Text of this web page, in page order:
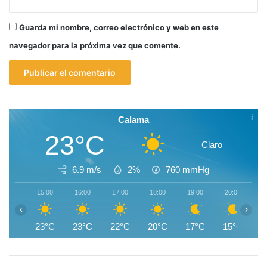
Guarda mi nombre, correo electrónico y web en este
navegador para la próxima vez que comente.
Calama
23°C Claro
6.9 m/s 2% 760 mmHg
15:00
23°C
16:00
23°C
17:00
22°C
18:00
20°C
19:00
17°C
20:00
15°C
‹ ›